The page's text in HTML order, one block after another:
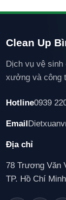
Clean Up
Dịch vụ vệ sinh
xưởng và công
Hotline0939
Email
Địa chỉ
78 Trương Văn
TP. Hồ Chí Minh